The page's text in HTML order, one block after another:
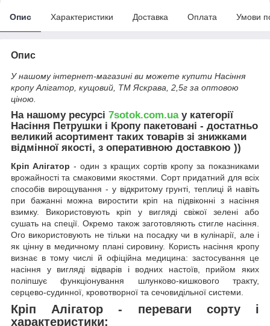
Опис Характеристики Доставка Оплата Умови
Опис
У нашому інтернет-магазині ви можете купити Насіння
кропу Алігатор, кущовий, ТМ Яскрава, 2,5г за оптовою
ціною.
На нашому ресурсі 7sotok.com.uaу категорії
Насіння Петрушки і Кропу пакетовані - достатньо
великий асортимент таких товарів зі знижками
відмінної якості, з оперативною доставкою ))
Кріп Алігатор - один з кращих сортів кропу за показниками
врожайності та смаковими якостями. Сорт придатний для всіх
способів вирощування - у відкритому грунті, теплиці й навіть
при бажанні можна виростити кріп на підвіконні з насіння
взимку. Використовують кріп у вигляді свіжої зелені або
сушать на спеції. Окремо також заготовляють стигле насіння.
Ого використовують не тільки на посадку чи в кулінарії, але і
як цінну в медичному плані сировину. Користь насіння кропу
визнає в тому числі й офіційна медицина: застосування це
насіння у вигляді відварів і водних настоїв, прийом яких
поліпшує функціонування шлунково-кишкового тракту,
серцево-судинної, кровотворної та сечовидільної системи.
Кріп Алігатор - переваги сорту і
характеристики: